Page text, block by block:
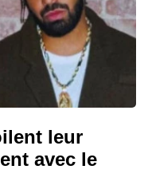
leur
avec le